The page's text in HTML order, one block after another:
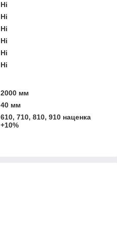
Ні
Ні
Ні
Ні
Ні
Ні
2000 мм
40 мм
610, 710, 810, 910 наценка
+10%